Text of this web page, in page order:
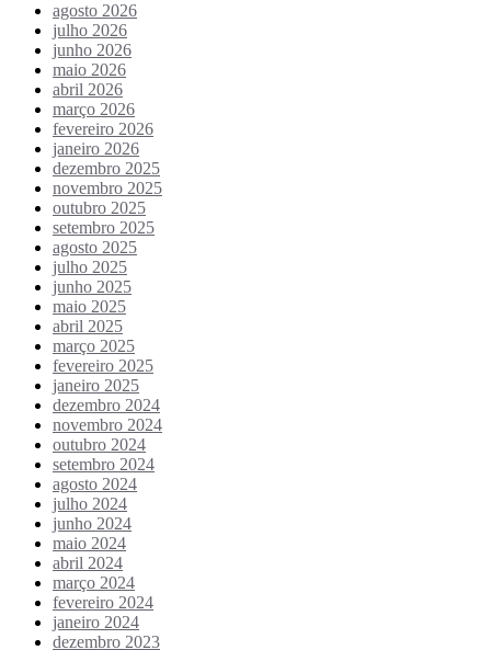
agosto 2026
julho 2026
junho 2026
maio 2026
abril 2026
março 2026
fevereiro 2026
janeiro 2026
dezembro 2025
novembro 2025
outubro 2025
setembro 2025
agosto 2025
julho 2025
junho 2025
maio 2025
abril 2025
março 2025
fevereiro 2025
janeiro 2025
dezembro 2024
novembro 2024
outubro 2024
setembro 2024
agosto 2024
julho 2024
junho 2024
maio 2024
abril 2024
março 2024
fevereiro 2024
janeiro 2024
dezembro 2023